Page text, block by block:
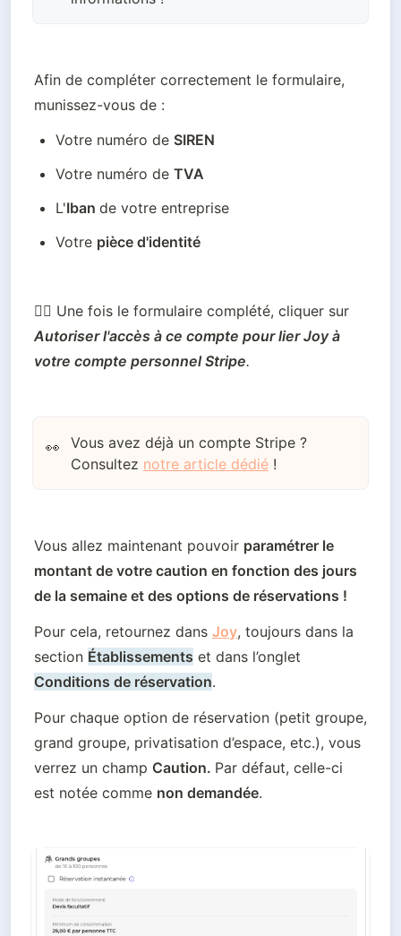
Afin de compléter correctement le formulaire,
munissez-vous de :
Votre numéro de SIREN
Votre numéro de TVA
L'Iban de votre entreprise
Votre pièce d'identité
Autoriser l'accès à ce compte pour lier Joy à
votre compte personnel Stripe.
👀
Vous avez déjà un compte Stripe ?
Consultez notre article dédié !
Vous allez maintenant pouvoir paramétrer le
montant de votre caution en fonction des jours
de la semaine et des options de réservations !
Pour cela, retournez dans Joy, toujours dans la
section Établissements
Conditions de réservation.
Pour chaque option de réservation (petit groupe,
grand groupe, privatisation d’espace, etc.), vous
verrez un champ Caution. Par défaut, celle-ci
est notée comme non demandée.